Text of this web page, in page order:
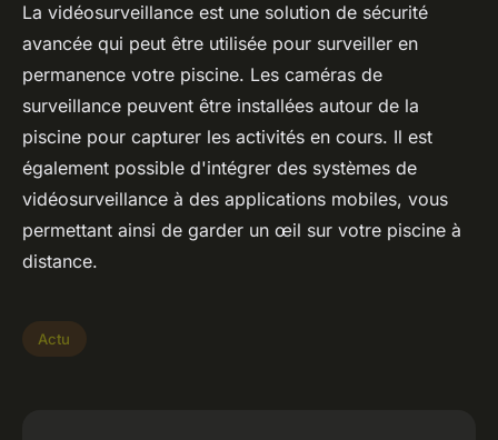
La vidéosurveillance est une solution de sécurité
avancée qui peut être utilisée pour surveiller en
permanence votre piscine. Les caméras de
surveillance peuvent être installées autour de la
piscine pour capturer les activités en cours. Il est
également possible d'intégrer des systèmes de
vidéosurveillance à des applications mobiles, vous
permettant ainsi de garder un œil sur votre piscine à
distance.
Actu